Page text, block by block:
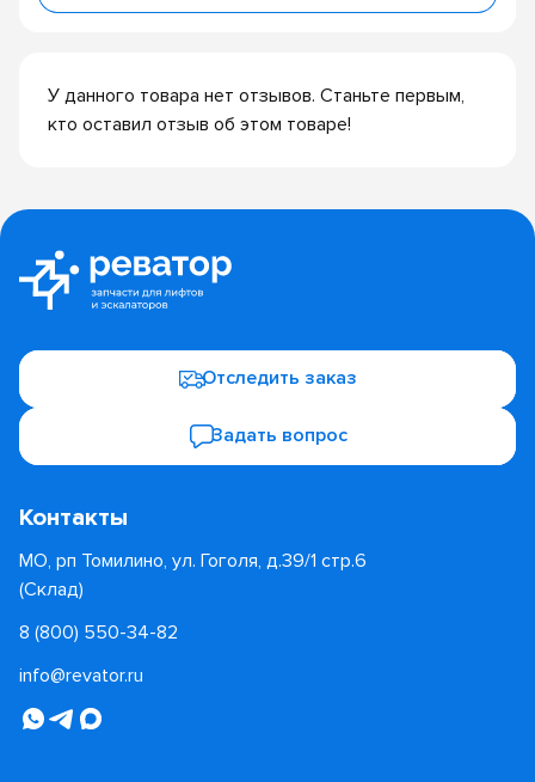
У данного товара нет отзывов. Станьте первым,
кто оставил отзыв об этом товаре!
Отследить заказ
Задать вопрос
Контакты
МО, рп Томилино, ул. Гоголя, д.39/1 стр.6
(Склад)
8 (800) 550-34-82
info@revator.ru